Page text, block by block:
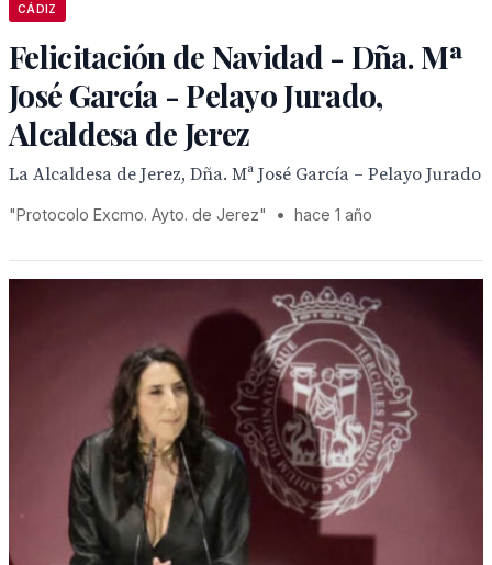
CÁDIZ
Felicitación de Navidad - Dña. Mª
José García - Pelayo Jurado,
Alcaldesa de Jerez
La Alcaldesa de Jerez, Dña. Mª José García – Pelayo Jurado
"Protocolo Excmo. Ayto. de Jerez" • hace 1 año